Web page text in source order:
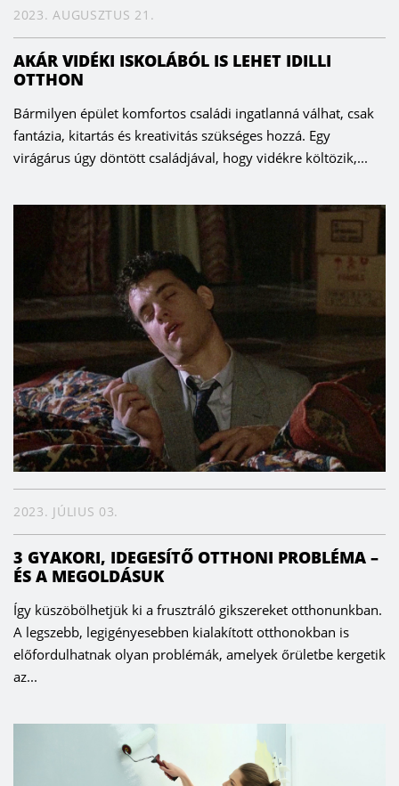
2023. AUGUSZTUS 21.
AKÁR VIDÉKI ISKOLÁBÓL IS LEHET IDILLI
OTTHON
Bármilyen épület komfortos családi ingatlanná válhat, csak
fantázia, kitartás és kreativitás szükséges hozzá. Egy
virágárus úgy döntött családjával, hogy vidékre költözik,...
2023. JÚLIUS 03.
3 GYAKORI, IDEGESÍTŐ OTTHONI PROBLÉMA –
ÉS A MEGOLDÁSUK
Így küszöbölhetjük ki a frusztráló gikszereket otthonunkban.
A legszebb, legigényesebben kialakított otthonokban is
előfordulhatnak olyan problémák, amelyek őrületbe kergetik
az...